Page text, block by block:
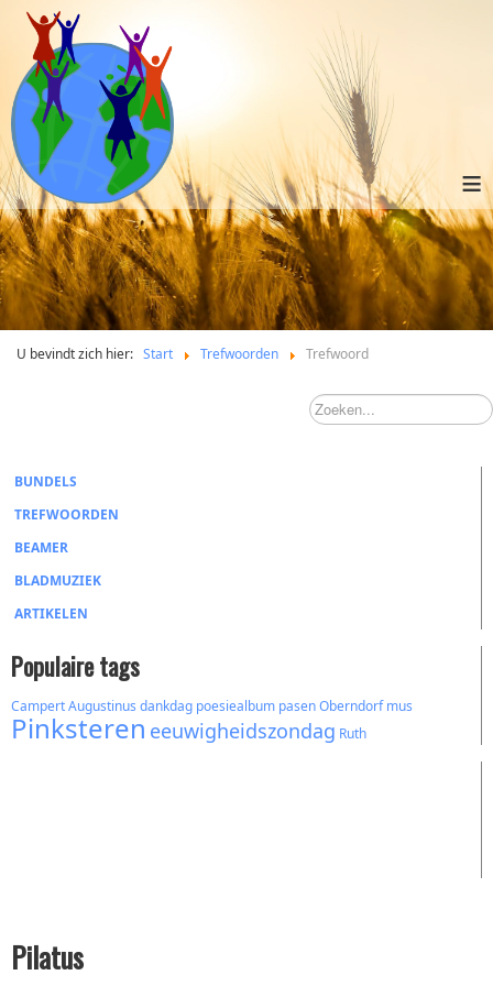
≡
U bevindt zich hier: Start Trefwoorden Trefwoord
BUNDELS
TREFWOORDEN
BEAMER
BLADMUZIEK
ARTIKELEN
Populaire tags
CampertAugustinus dankdag poesiealbum pasenOberndorf mus
Pinksteren eeuwigheidszondag Ruth
Pilatus